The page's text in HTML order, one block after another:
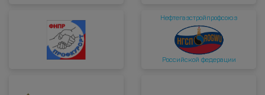
Нефтегазстройпрофсоюз
Российской федерации